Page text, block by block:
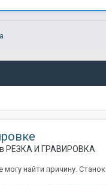
РЕЗКА И ГРАВИРОВКА
могу найти причину.